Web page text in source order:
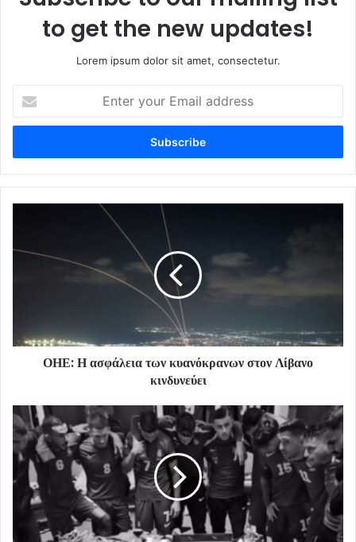
to get the new updates!
Lorem ipsum dolor sit amet, consectetur.
your
Email
ΟΗΕ: Η ασφάλεια των κυανόκρανων στον Λίβανο
κινδυνεύει